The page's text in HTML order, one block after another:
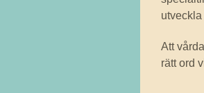
Att
rätt ord